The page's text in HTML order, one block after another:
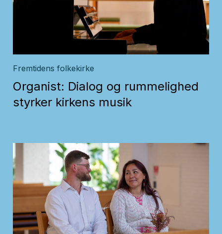
Fremtidens folkekirke
Organist: Dialog og rummelighed
styrker kirkens musik